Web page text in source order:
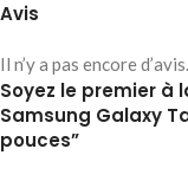
Avis
Il n’y a pas encore d’avis.
Soyez le premier à
Samsung Galaxy
pouces”